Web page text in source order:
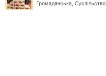
Громадянська ,Суспільство